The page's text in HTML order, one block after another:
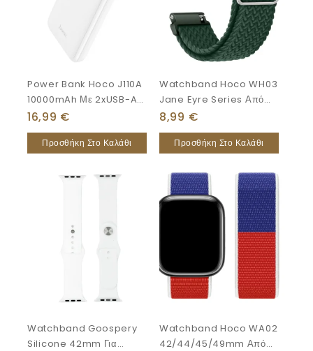
Power Bank Hoco J110A
10000mAh Με 2xUSB-A
Λευκό
16,99 €
Προσθήκη Στο Καλάθι
Watchband Hoco WH03
Jane Eyre Series Από
Ultra-Thin Nylon Για
Samsung Huawei
Xiaomi Vivo Κα 20mm
8,99 €
Προσθήκη Στο Καλάθι
Watchband Goospery
Silicone 42mm Για
Watchband Hoco WA02
42/44/45/49mm Από